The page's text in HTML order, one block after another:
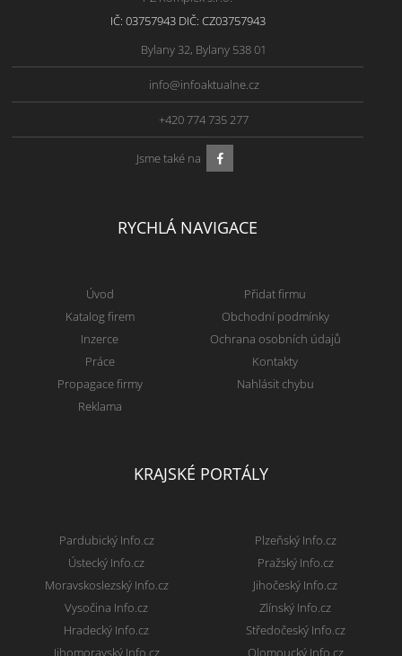
IČ: 03757943 DIČ: CZ03757943
Bylany 32, Bylany 538 01
info@infoaktualne.cz
+420 774 735 277
Jsme také na
RYCHLÁ NAVIGACE
Úvod
Katalog firem
Inzerce
Práce
Propagace firmy
Reklama
Přidat firmu
Obchodní podmínky
Ochrana osobních údajů
Kontakty
Nahlásit chybu
KRAJSKÉ PORTÁLY
Pardubický Info.cz
Ústecký Info.cz
Moravskoslezský Info.cz
Vysočina Info.cz
Hradecký Info.cz
Jihomoravský Info.cz
Plzeňský Info.cz
Pražský Info.cz
Jihočeský Info.cz
Zlínský Info.cz
Středočeský Info.cz
Olomoucký Info.cz